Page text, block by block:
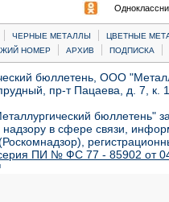
| ЧЕРНЫЕ МЕТАЛЛЫ |
ЦВЕТНЫЕ
НОМЕР | АРХИВ | ПОДПИСКА |
бюллетень, ООО
пр-т Пацаева, д. 7,
бюллетень"
в сфере связи,
ПИ № ФС 77 - 85902 от 04